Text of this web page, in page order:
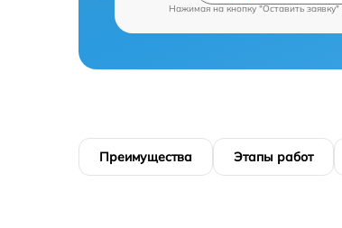
Нажимая на кнопку "Оставить
Преимущества Этапы работ